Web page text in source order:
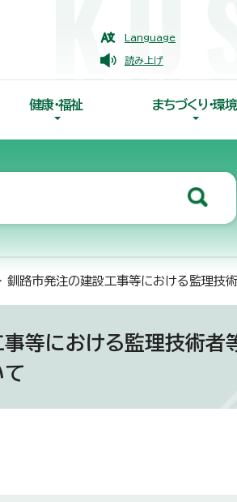
Language
読み上げ
健康・福祉 まちづくり・環境
釧路市発注の建設工事等における監理技
等における監理技術者